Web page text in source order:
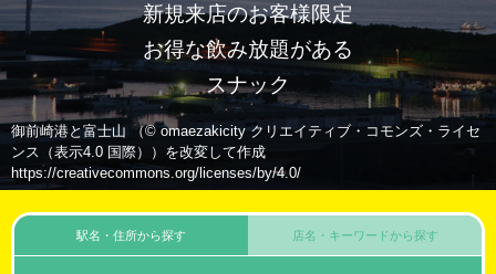
新規来店のお客様限定
お得な飲み放題がある
スナック
御前崎港と富士山 （© omaezakicity クリエイティブ・コモンズ・ライセ
ンス（表示4.0 国際））を改変して作成
https://creativecommons.org/licenses/by/4.0/
駅名・住所から探す 店名・キーワードから探す